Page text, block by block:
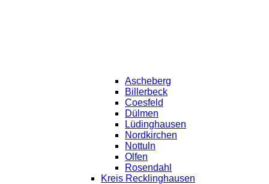
Ascheberg
Billerbeck
Coesfeld
Dülmen
Lüdinghausen
Nordkirchen
Nottuln
Olfen
Rosendahl
Kreis Recklinghausen